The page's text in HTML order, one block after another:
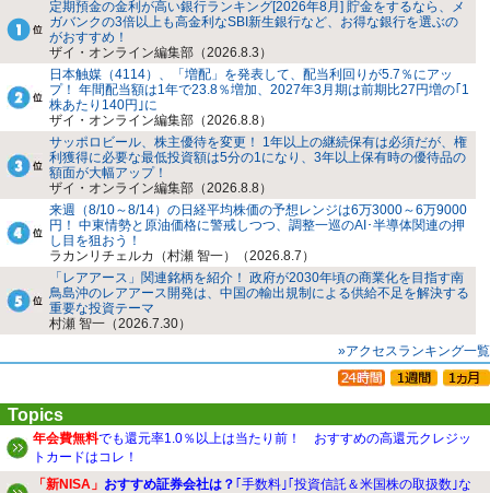
定期預金の金利が高い銀行ランキング[2026年8月] 貯金をするなら、メ
ガバンクの3倍以上も高金利なSBI新生銀行など、お得な銀行を選ぶの
がおすすめ！
ザイ・オンライン編集部（2026.8.3）
日本触媒（4114）、「増配」を発表して、配当利回りが5.7％にアッ
プ！ 年間配当額は1年で23.8％増加、2027年3月期は前期比27円増の｢1
株あたり140円｣に
ザイ・オンライン編集部（2026.8.8）
サッポロビール、株主優待を変更！ 1年以上の継続保有は必須だが、権
利獲得に必要な最低投資額は5分の1になり、3年以上保有時の優待品の
額面が大幅アップ！
ザイ・オンライン編集部（2026.8.8）
来週（8/10～8/14）の日経平均株価の予想レンジは6万3000～6万9000
円！ 中東情勢と原油価格に警戒しつつ、調整一巡のAI･半導体関連の押
し目を狙おう！
ラカンリチェルカ（村瀬 智一）（2026.8.7）
「レアアース」関連銘柄を紹介！ 政府が2030年頃の商業化を目指す南
鳥島沖のレアアース開発は、中国の輸出規制による供給不足を解決する
重要な投資テーマ
村瀬 智一（2026.7.30）
»アクセスランキング一覧
Topics
年会費無料でも還元率1.0％以上は当たり前！ おすすめの高還元クレジッ
トカードはコレ！
「新NISA」 おすすめ証券会社は？ ｢手数料｣｢投資信託＆米国株の取扱数｣な